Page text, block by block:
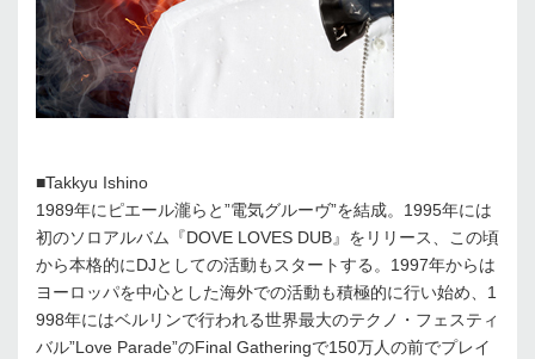
■Takkyu Ishino
1989年にピエール瀧らと”電気グルーヴ”を結成。1995年には
初のソロアルバム『DOVE LOVES DUB』をリリース、この頃
から本格的にDJとしての活動もスタートする。1997年からは
ヨーロッパを中心とした海外での活動も積極的に行い始め、1
998年にはベルリンで行われる世界最大のテクノ・フェスティ
バル”Love Parade”のFinal Gatheringで150万人の前でプレイ